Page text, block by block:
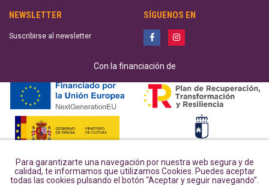
Para garantizarte una navegación por nuestra web segura y de
calidad, te informamos que utilizamos Cookies. Puedes aceptar
todas las cookies pulsando el botón “Aceptar y seguir navegando”.
NEWSLETTER
Suscribirse al newsletter
SÍGUENOS EN
Con la financiación de